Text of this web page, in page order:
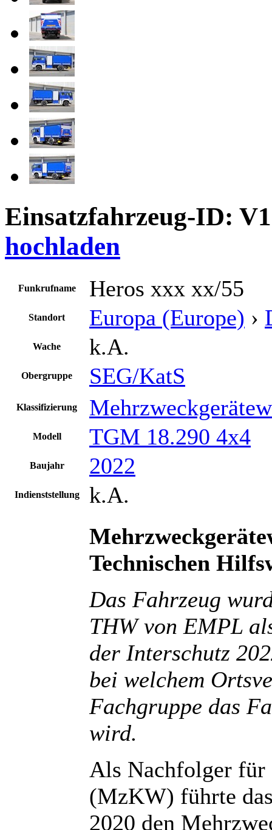
Einsatzfahrzeug-ID:
hochladen
Funkrufname Heros xxx xx/55
Standort Europa (Europe) ›
Wache k.A.
Obergruppe SEG/KatS
Klassifizierung
Modell TGM 18.290 4x4
Baujahr 2022
Indienststellung
k.A.
Technischen
Das Fahrzeug
THW von EMPL
der Interschutz
bei welchem
Fachgruppe das
wird.
Als Nachfolger für
(MzKW) führte
2020 den